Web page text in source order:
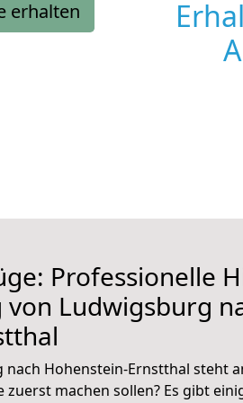
erhalten
Professionelle
Ludwigsburg
Hohenstein-Ernstthal steht
zuerst machen sollen? Es gibt